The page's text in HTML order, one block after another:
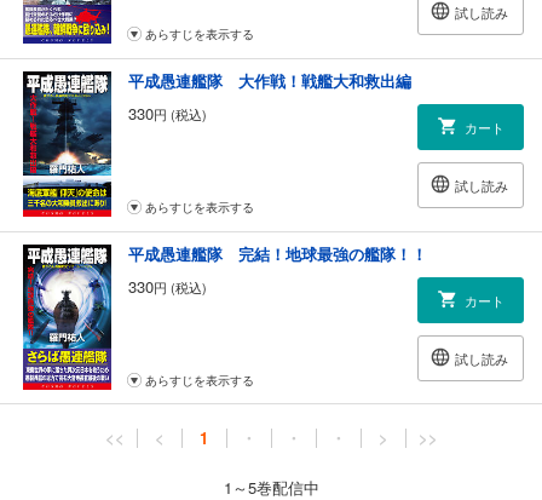
試し読み
あらすじを表示する
平成愚連艦隊 大作戦！戦艦大和救出編
330円 (税込)
カート
試し読み
あらすじを表示する
平成愚連艦隊 完結！地球最強の艦隊！！
330円 (税込)
カート
試し読み
あらすじを表示する
<< < 1 ・ ・ ・ > >>
1～5巻配信中